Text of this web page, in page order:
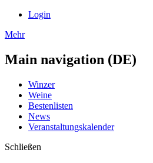
Login
Mehr
Main navigation (DE)
Winzer
Weine
Bestenlisten
News
Veranstaltungskalender
Schließen